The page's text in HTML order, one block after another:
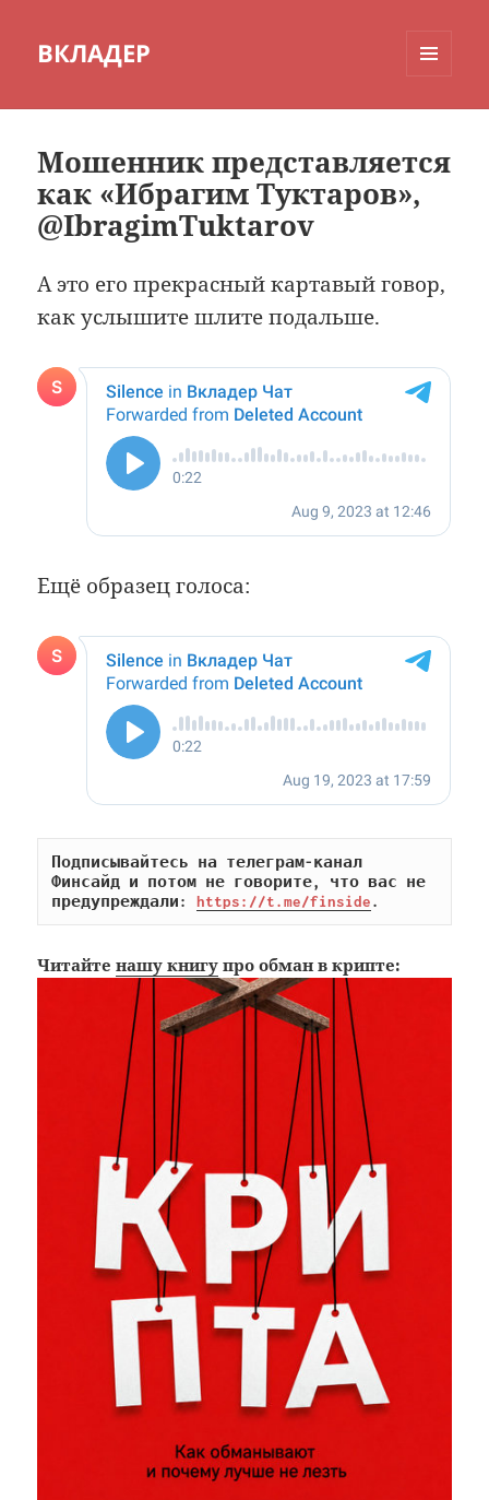
ВКЛАДЕР
Мошенник представляется
как «Ибрагим Туктаров»,
@IbragimTuktarov
А это его прекрасный картавый говор,
как услышите шлите подальше.
Ещё образец голоса:
Подписывайтесь на телеграм-канал
Финсайд и потом не говорите, что вас не
предупреждали: https://t.me/finside.
Читайтенашу книгу про обман в крипте: